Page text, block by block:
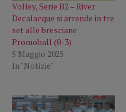
Volley, Serie B2 – River
Decalacque si arrende in tre
set alle bresciane
Promoball (0-3)
5 Maggio 2025
In "Notizie"